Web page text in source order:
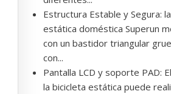
Estructura Estable y Segura:
estática doméstica Superun
con un bastidor triangular
con...
Pantalla LCD y soporte PAD:
la bicicleta estática puede